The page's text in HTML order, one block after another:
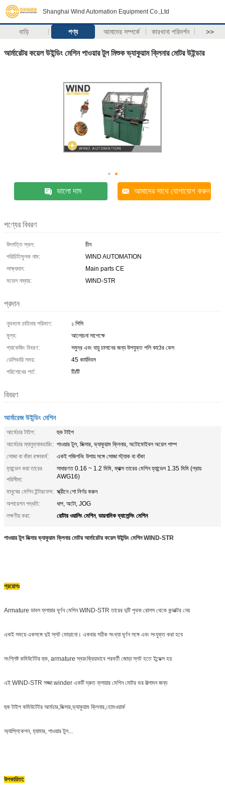
Shanghai Wind Automation Equipment Co.,Ltd
বাড়ি পণ্য আমাদের সম্পর্কে কারখানা পরিদর্শন >>
আর্মারেটর কয়েল উইন্ডিং মেশিন পাওয়ার টুল মিশুক ভ্যাকুয়াম ক্লিনার মোটর উইন্ডার
ভালো দাম আমাদের সাথে যোগাযোগ করুন
পণ্যের বিবরণ
উৎপত্তি স্থল:
চীন
পরিচিতিমুলক নাম:
WIND AUTOMATION
সাক্ষ্যদান:
Main parts CE
মডেল নম্বার:
WIND-STR
প্রদান
ন্যূনতম চাহিদার পরিমাণ:
১ পিসি
মূল্য:
আলোচনা সাপেক্ষে
প্যাকেজিং বিবরণ:
সমুদ্র এবং বায়ু চালানের জন্য উপযুক্ত পলি কাঠের কেস
ডেলিভারি সময়:
45 কার্যদিবস
পরিশোধের শর্ত:
টি/টি
বিবরণ
আর্মারেজ উইন্ডিং মেশিন
আর্মেচার টাইপ:
হুক টাইপ
আর্মেচার ম্যানুফ্যাকচারিং: পাওয়ার টুল, মিক্সার, ভ্যাকুয়াম ক্লিনার, অটোমোইবল অয়েল পাম্প
সোজা বা বাঁকা রক্ষাকর্ম:
একই পজিশনিং উপায় সঙ্গে সোজা স্ট্যাক বা বাঁকা
হ্যান্ডেল করা তারের
পরিসীমা:
সাধারণত 0.16 ~ 1.2 মিমি, ম্যাক্স তারের মেশিন হ্যান্ডেল 1.35 মিমি (প্রায়
AWG16)
মানুষের মেশিন ইন্টারফেস: স্ক্রীনে শো নির্ণয় করুন
অপারেশন পদ্ধতি:
ধাপ, অটো, JOG
লক্ষণীয় করা:
রোটার ওয়ালিং মেশিন, ডায়নামিক ব্যালেন্সিং মেশিন
পাওয়ার টুল মিক্সার ভ্যাকুয়াম ক্লিনার মোটর আর্মারেটর কয়েল উইন্ডিং মেশিন WIND-STR
প্রয়োগঃ
Armature ডাবল ফ্লায়ার ঘূর্ণন মেশিন WIND-STR তারের দুটি পৃথক রোলস থেকে কন্ডাক্টর নেয়
একই সময়ে একসঙ্গে দুই স্লট মোড়ানো। একবার সঠিক সংখ্যা ঘূর্ণন সঙ্গে এবং সংযুক্ত করা হবে
সংশ্লিষ্ট কমিউটেটর হুক, armature স্বয়ংক্রিয়ভাবে পরবর্তী জোড়া স্লট হতে ইন্ডেক্স হয়
এই WIND-STR সজ্জা winder একটি দ্রুত ফ্লায়ার মেশিন মোটর ভর উত্পাদন জন্য
হুক টাইপ কমিউটেটর আর্মচার,মিক্সার,ভ্যাকুয়াম ক্লিনার,হোমওয়ার্ক
অ্যাপ্লিকেশন, হ্যামার, পাওয়ার টুল...
উপকারিতা: